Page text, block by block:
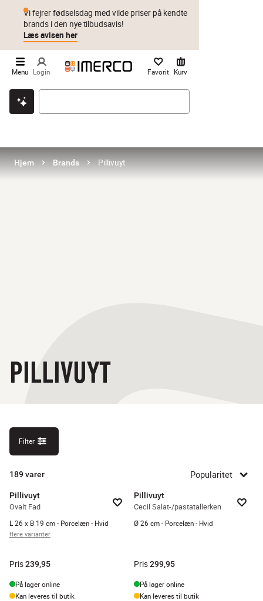
Klik & hent Byt i 1 år Prismatch
Vi fejrer fødselsdag med vilde priser på kendte
brands i den nye tilbudsavis!
Læs avisen her
Menu Login Favorit Kurv
Hjem Brands Pillivuyt
PILLIVUYT
Filter
189varer Popularitet
Pillivuyt
Ovalt Fad
L 26 x B 19 cm - Porcelæn - Hvid
flere varianter
Pris239,95
På lager online
Kan leveres til butik
Pillivuyt
Cecil Salat-/pastatallerken
Ø 26 cm - Porcelæn - Hvid
Pris299,95
På lager online
Kan leveres til butik